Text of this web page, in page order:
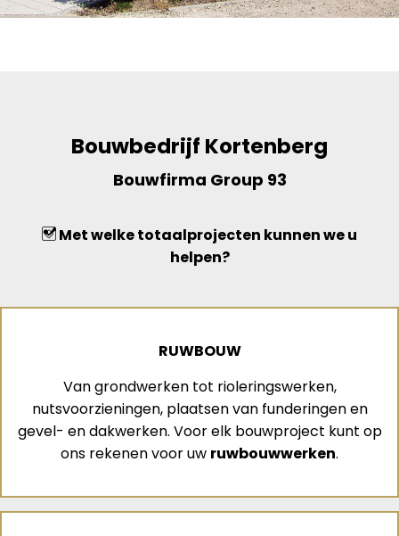
Bouwbedrijf Kortenberg
Bouwfirma Group 93
Met welke totaalprojecten kunnen we u
helpen?
RUWBOUW
Van grondwerken tot rioleringswerken,
nutsvoorzieningen, plaatsen van funderingen en
gevel- en dakwerken. Voor elk bouwproject kunt op
ons rekenen voor uw ruwbouwwerken.